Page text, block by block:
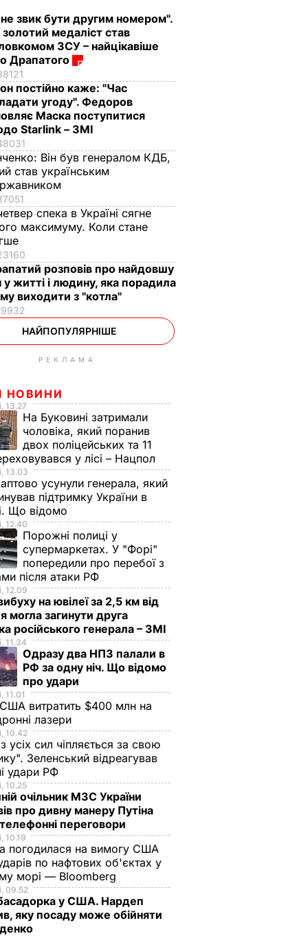
звик бути другим номером".
золотий медаліст став
ЗСУ – найцікавіше
Драпатого
постійно каже: "Час
угоду". Федоров
Маска поступитися
Starlink – ЗМІ
Він був генералом КДБ,
став українським
спека в Україні сягне
максимуму. Коли стане
розповів про найдовшу
у житті і людину, яка порадила
виходити з "котла"
НАЙПОПУЛЯРНІШЕ
РЕКЛАМА
НОВИНИ
13.27
На Буковині затримали
чоловіка, який поранив
двох поліцейських та 11
у лісі – Нацпол
13.03
усунули генерала, який
підтримку України в
Що відомо
12.40
Порожні полиці у
супермаркетах. У "Форі"
попередили про перебої з
після атаки РФ
12.09
на ювілеї за 2,5 км від
могла загинути друга
російського генерала – ЗМІ
11.34
Одразу два НПЗ палали в
РФ за одну ніч. Що відомо
про удари
11.01
витратить $400 млн на
лазери
10.42
усіх сил чіпляється за свою
Зеленський відреагував
удари РФ
10.25
очільник МЗС України
про дивну манеру Путіна
переговори
10.19
погодилася на вимогу США
по нафтових об'єктах у
морі — Bloomberg
09.52
у США. Нардеп
яку посаду може обійняти